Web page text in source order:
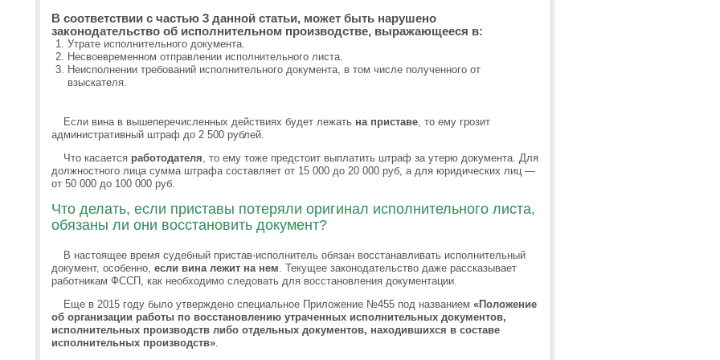
В соответствии с частью 3 данной статьи, может быть нарушено
законодательство об исполнительном производстве, выражающееся в:
Утрате исполнительного документа.
Несвоевременном отправлении исполнительного листа.
Неисполнении требований исполнительного документа, в том числе полученного от
взыскателя.
Если вина в вышеперечисленных действиях будет лежать на приставе, то ему грозит
административный штраф до 2 500 рублей.
Что касается работодателя, то ему тоже предстоит выплатить штраф за утерю документа. Для
должностного лица сумма штрафа составляет от 15 000 до 20 000 руб, а для юридических лиц —
от 50 000 до 100 000 руб.
Что делать, если приставы потеряли оригинал исполнительного листа,
обязаны ли они восстановить документ?
В настоящее время судебный пристав-исполнитель обязан восстанавливать исполнительный
документ, особенно, если вина лежит на нем. Текущее законодательство даже рассказывает
работникам ФССП, как необходимо следовать для восстановления документации.
Еще в 2015 году было утверждено специальное Приложение №455 под названием «Положение
об организации работы по восстановлению утраченных исполнительных документов,
исполнительных производств либо отдельных документов, находившихся в составе
исполнительных производств».